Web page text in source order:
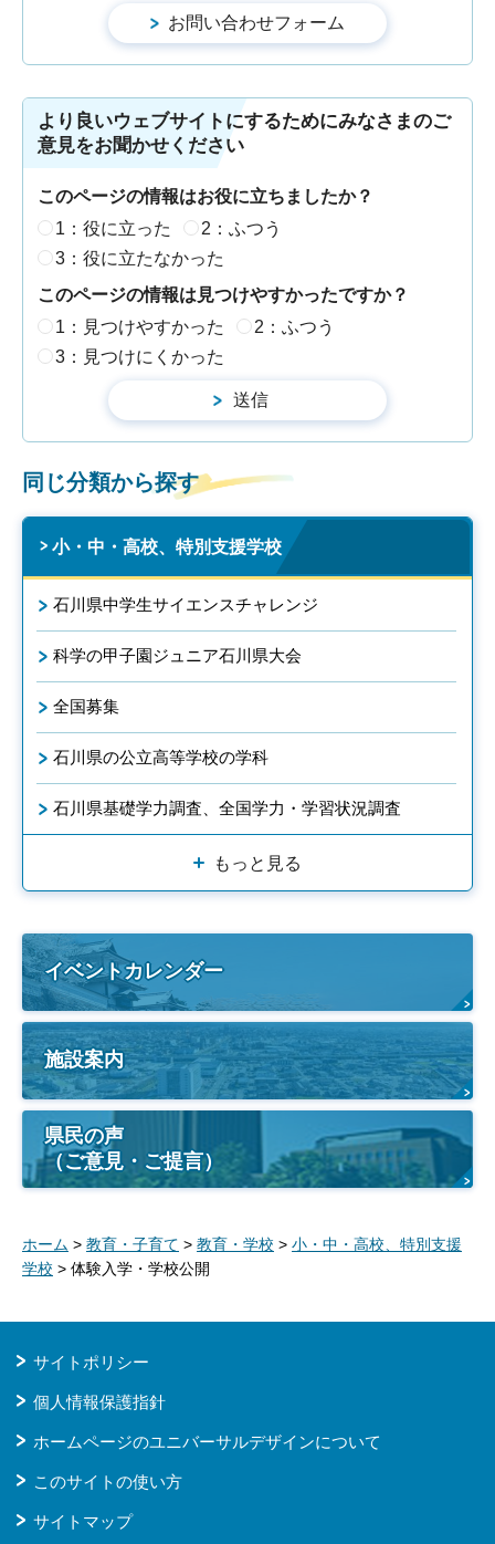
より良いウェブサイトにするためにみなさまのご
意見をお聞かせください
このページの情報はお役に立ちましたか？
1：役に立った
2：ふつう
3：役に立たなかった
このページの情報は見つけやすかったですか？
1：見つけやすかった
2：ふつう
3：見つけにくかった
同じ分類から探す
小・中・高校、特別支援学校
石川県中学生サイエンスチャレンジ
科学の甲子園ジュニア石川県大会
全国募集
石川県の公立高等学校の学科
石川県基礎学力調査、全国学力・学習状況調査
もっと見る
イベントカレンダー
施設案内
県民の声
（ご意見・ご提言）
ホーム > 教育・子育て > 教育・学校 > 小・中・高校、特別支援
学校 > 体験入学・学校公開
サイトポリシー
個人情報保護指針
ホームページのユニバーサルデザインについて
このサイトの使い方
サイトマップ